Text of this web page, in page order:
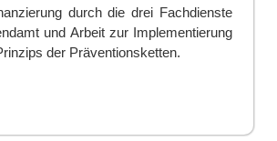
durch die drei Fachdienste
und Arbeit zur Implementierung
der Präventionsketten.